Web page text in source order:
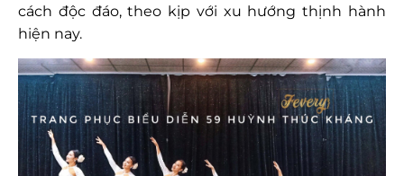
cách độc đáo, theo kịp với xu hướng thịnh hành
hiện nay.